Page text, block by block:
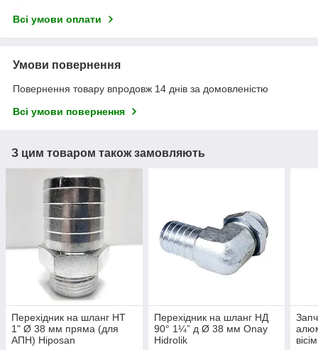
Всі умови оплати
Умови повернення
Повернення товару впродовж 14 днів за домовленістю
Всі умови повернення
З цим товаром також замовляють
Перехідник на шланг НТ
1" Ø 38 мм пряма (для
АПН) Hiposan
Перехідник на шланг НД
90° 1¼” д Ø 38 мм Onay
Hidrolik